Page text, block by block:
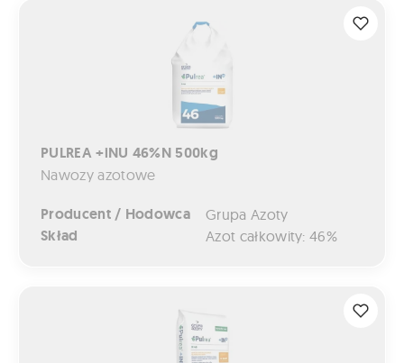
PULREA +iNU 46%N 500kg
Nawozy azotowe
Producent / Hodowca Grupa Azoty
Skład Azot całkowity: 46%